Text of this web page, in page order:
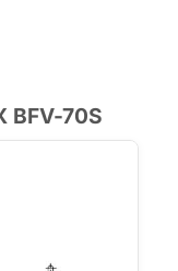
BFV-70S